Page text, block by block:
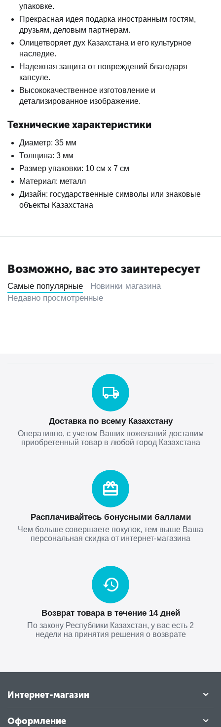
упаковке.
Прекрасная идея подарка иностранным гостям,
друзьям, деловым партнерам.
Олицетворяет дух Казахстана и его культурное
наследие.
Надежная защита от повреждений благодаря
капсуле.
Высококачественное изготовление и
детализированное изображение.
Технические характеристики
Диаметр: 35 мм
Толщина: 3 мм
Размер упаковки: 10 см х 7 см
Материал: металл
Дизайн: государственные символы или знаковые
объекты Казахстана
Возможно, вас это заинтересует
Самые популярные
Новинки магазина
Недавно просмотренные
Доставка по всему Казахстану
Оперативно, с учетом Ваших пожеланий доставим
приобретенный товар в любой город Казахстана
Расплачивайтесь бонусными баллами
Чем больше совершаете покупок, тем выше Ваша
персональная скидка от интернет-магазина
Возврат товара в течение 14 дней
По закону Республики Казахстан, у вас есть 2
недели на принятия решения о возврате
Интернет-магазин
Оформление